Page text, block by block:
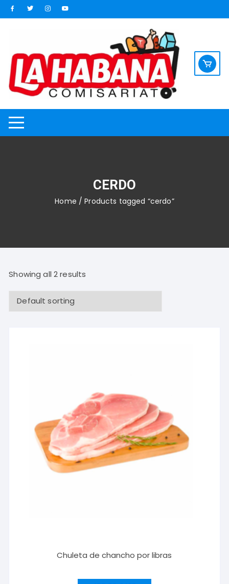
Saltar
al
CERDO
Home / Products tagged “cerdo”
Showing all 2 results
Chuleta de chancho por libras